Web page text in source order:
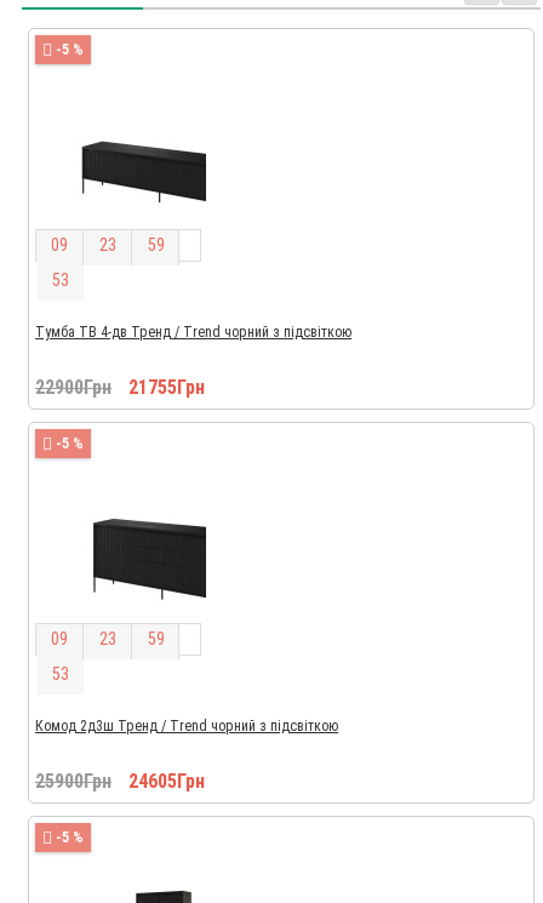
-5 %
09 23 59
52
Тумба ТВ 4-дв Тренд / Trend чорний з підсвіткою
22900Грн 21755Грн
-5 %
09 23 59
52
Комод 2д3ш Тренд / Trend чорний з підсвіткою
25900Грн 24605Грн
-5 %